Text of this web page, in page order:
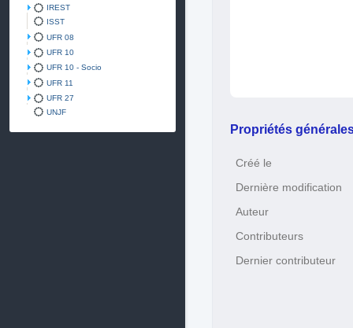
IREST
ISST
UFR 08
UFR 10
UFR 10 - Socio
UFR 11
UFR 27
UNJF
Propriétés
Créé le
Dernière modification
Auteur
Contributeurs
Dernier contributeur